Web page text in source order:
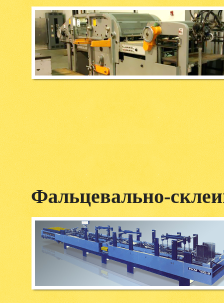
Фальцевально-